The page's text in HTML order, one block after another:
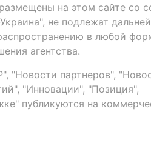
на этом сайте со
не подлежат
в любой
агентства.
"Новости партнеров",
"Инновации", "Позиция",
публикуются на